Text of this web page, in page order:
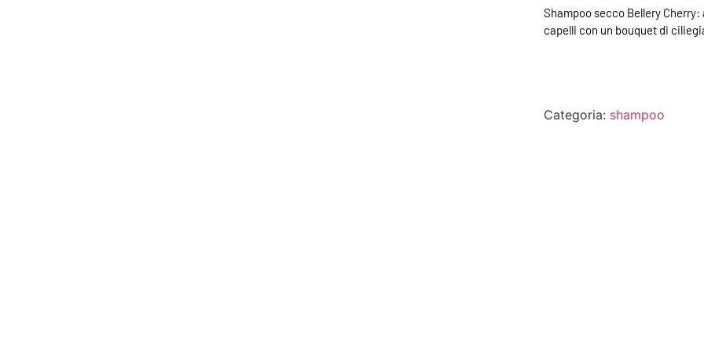
Shampoo secco Bellery
capelli con un bouquet di
Categoria: shampoo